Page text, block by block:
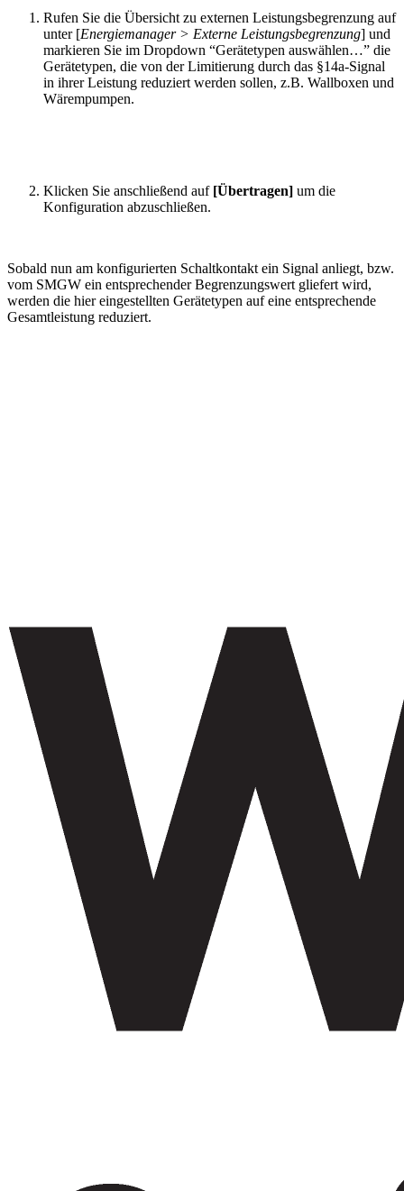
Rufen Sie die Übersicht zu externen Leistungsbegrenzung auf
unter [Energiemanager > Externe Leistungsbegrenzung] und
markieren Sie im Dropdown “Gerätetypen auswählen…” die
Gerätetypen, die von der Limitierung durch das §14a-Signal
in ihrer Leistung reduziert werden sollen, z.B. Wallboxen und
Wärempumpen.
Klicken Sie anschließend auf [Übertragen] um die
Konfiguration abzuschließen.
Sobald nun am konfigurierten Schaltkontakt ein Signal anliegt, bzw.
vom SMGW ein entsprechender Begrenzungswert gliefert wird,
werden die hier eingestellten Gerätetypen auf eine entsprechende
Gesamtleistung reduziert.